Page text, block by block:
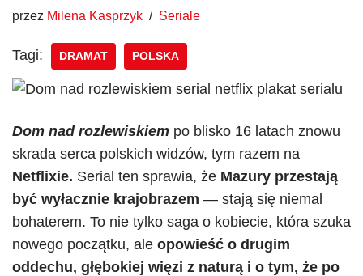
przez Milena Kasprzyk Seriale
Tagi: DRAMAT POLSKA
Dom nad rozlewiskiem po blisko 16 latach znowu
skrada serca polskich widzów, tym razem na
Netflixie. Serial ten sprawia, że Mazury przestają
być wyłacznie krajobrazem — stają się niemal
bohaterem. To nie tylko saga o kobiecie, która szuka
nowego początku, ale opowieść o drugim
oddechu, głębokiej więzi z naturą i o tym, że po